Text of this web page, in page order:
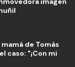
de Tomás
caso: "¡Con mi